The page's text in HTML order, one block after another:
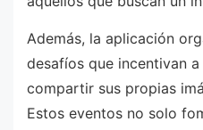
Además, la aplicación
desafíos que incentivan
compartir sus propias
Estos eventos no solo